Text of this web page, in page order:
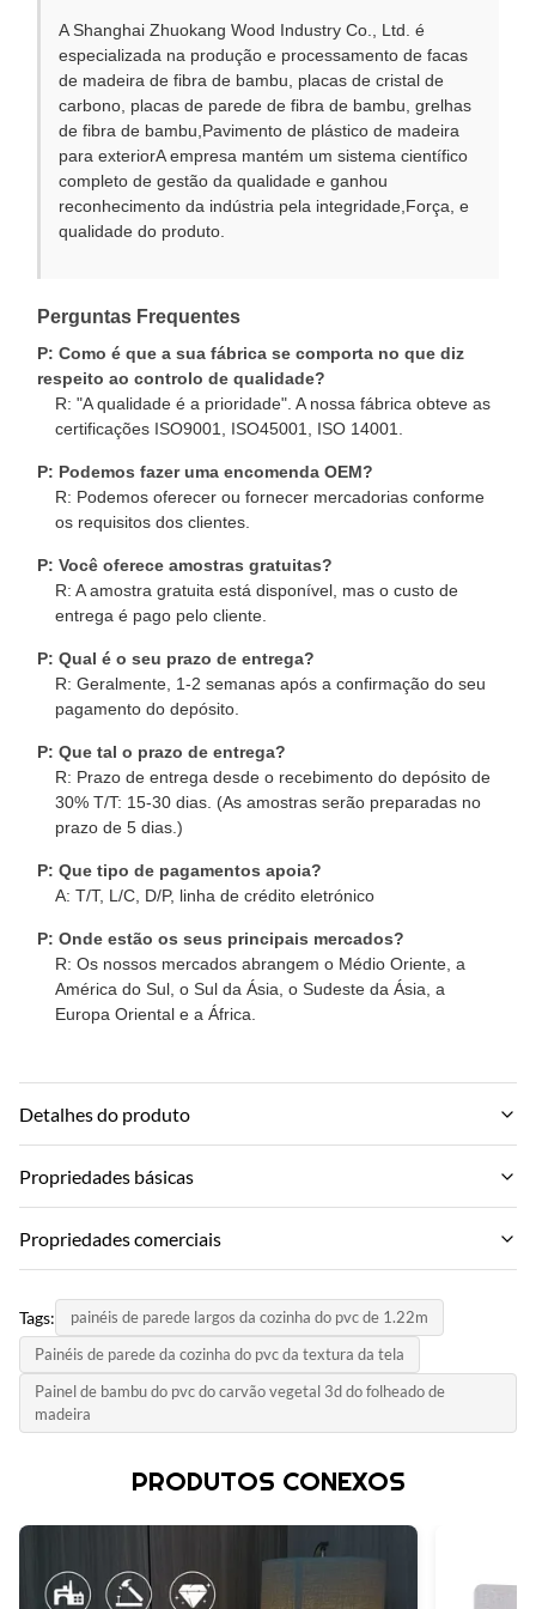
A Shanghai Zhuokang Wood Industry Co., Ltd. é
especializada na produção e processamento de facas
de madeira de fibra de bambu, placas de cristal de
carbono, placas de parede de fibra de bambu, grelhas
de fibra de bambu,Pavimento de plástico de madeira
para exteriorA empresa mantém um sistema científico
completo de gestão da qualidade e ganhou
reconhecimento da indústria pela integridade,Força, e
qualidade do produto.
Perguntas Frequentes
P: Como é que a sua fábrica se comporta no que diz
respeito ao controlo de qualidade?
R: "A qualidade é a prioridade". A nossa fábrica obteve as
certificações ISO9001, ISO45001, ISO 14001.
P: Podemos fazer uma encomenda OEM?
R: Podemos oferecer ou fornecer mercadorias conforme
os requisitos dos clientes.
P: Você oferece amostras gratuitas?
R: A amostra gratuita está disponível, mas o custo de
entrega é pago pelo cliente.
P: Qual é o seu prazo de entrega?
R: Geralmente, 1-2 semanas após a confirmação do seu
pagamento do depósito.
P: Que tal o prazo de entrega?
R: Prazo de entrega desde o recebimento do depósito de
30% T/T: 15-30 dias. (As amostras serão preparadas no
prazo de 5 dias.)
P: Que tipo de pagamentos apoia?
A: T/T, L/C, D/P, linha de crédito eletrónico
P: Onde estão os seus principais mercados?
R: Os nossos mercados abrangem o Médio Oriente, a
América do Sul, o Sul da Ásia, o Sudeste da Ásia, a
Europa Oriental e a África.
Detalhes do produto
Material:
Product Name:
Feature:
Eco-amigável, à prova d'água+ecológico, à prova de umidade
Packing:
Embalado por caixa e palete
Casas interiores, decoração de parede interior e exterior, escola,
Propriedades básicas
Nome da marca:
Modelo do Produto:
1220*2440*5mm/8mm
Certificado:
ISO9001
País de Origem:
Propriedades comerciais
Negociar
Preço unitário:
Negotiate
Capacidade de abastecimento:
Tags:
painéis de parede largos da cozinha do pvc de 1.22m
Painéis de parede da cozinha do pvc da textura da tela
Painel de bambu do pvc do carvão vegetal 3d do folheado de
madeira
PRODUTOS CONEXOS